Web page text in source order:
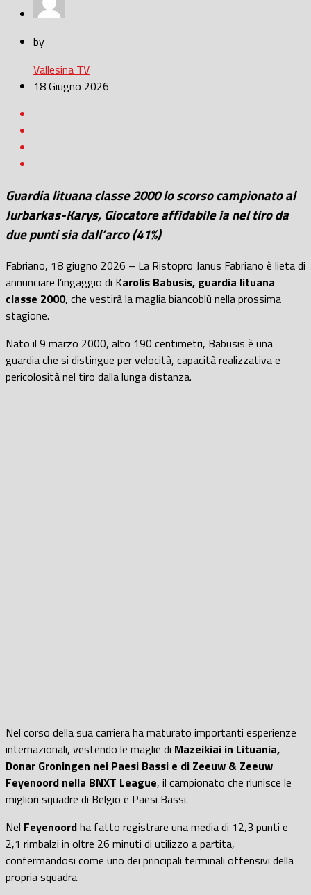
by
Vallesina TV
18 Giugno 2026
Guardia lituana classe 2000 lo scorso campionato al
Jurbarkas-Karys, Giocatore affidabile ia nel tiro da
due punti sia dall’arco (41%)
Fabriano, 18 giugno 2026 – La Ristopro Janus Fabriano è lieta di
annunciare l’ingaggio di Karolis Babusis, guardia lituana
classe 2000, che vestirà la maglia biancoblù nella prossima
stagione.
Nato il 9 marzo 2000, alto 190 centimetri, Babusis è una
guardia che si distingue per velocità, capacità realizzativa e
pericolosità nel tiro dalla lunga distanza.
Nel corso della sua carriera ha maturato importanti esperienze
internazionali, vestendo le maglie di Mazeikiai in Lituania,
Donar Groningen nei Paesi Bassi e di Zeeuw & Zeeuw
Feyenoord nella BNXT League, il campionato che riunisce le
migliori squadre di Belgio e Paesi Bassi.
Nel Feyenoordha fatto registrare una media di 12,3 punti e
2,1 rimbalzi in oltre 26 minuti di utilizzo a partita,
confermandosi come uno dei principali terminali offensivi della
propria squadra.